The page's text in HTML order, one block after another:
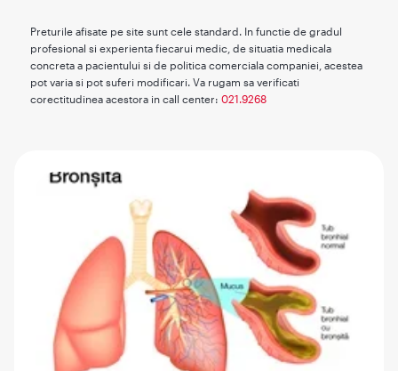
Preturile afisate pe site sunt cele standard. In functie de gradul
profesional si experienta fiecarui medic, de situatia medicala
concreta a pacientului si de politica comerciala companiei, acestea
pot varia si pot suferi modificari. Va rugam sa verificati
corectitudinea acestora in call center: 021.9268